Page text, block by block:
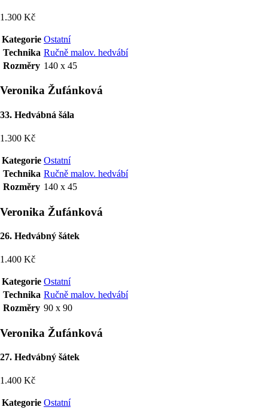
1.300 Kč
Kategorie Ostatní
Technika Ručně malov. hedvábí
Rozměry 140 x 45
Veronika Žufánková
33. Hedvábná šála
1.300 Kč
Kategorie Ostatní
Technika Ručně malov. hedvábí
Rozměry 140 x 45
Veronika Žufánková
26. Hedvábný šátek
1.400 Kč
Kategorie Ostatní
Technika Ručně malov. hedvábí
Rozměry 90 x 90
Veronika Žufánková
27. Hedvábný šátek
1.400 Kč
Kategorie Ostatní